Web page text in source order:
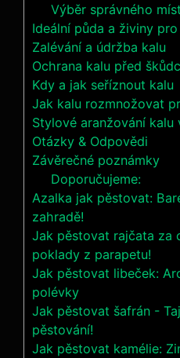
Výběr správného
Ideální půda a živiny
Zalévání a údržba kalu
Ochrana kalu před
Kdy a jak seříznout kalu
Jak kalu rozmnožovat
Stylové aranžování ‍kalu
Otázky & Odpovědi
Závěrečné poznámky
Doporučujeme:
Azalka jak pěstovat:
zahradě!
Jak pěstovat rajčata za
poklady z parapetu!
Jak pěstovat libeček:
polévky
Jak pěstovat šafrán -
pěstování!
Jak pěstovat kamélie: